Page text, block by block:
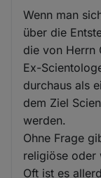
Wenn man
über die
die von Herrn
Ex-
durchaus als
dem Ziel
werden.
Ohne Frage
religiöse oder
Oft ist es